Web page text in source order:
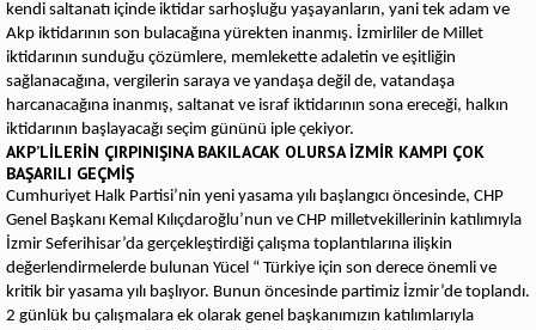
kendi saltanatı içinde iktidar sarhoşluğu yaşayanların, yani tek adam ve
Akp iktidarının son bulacağına yürekten inanmış. İzmirliler de Millet
iktidarının sunduğu çözümlere, memlekette adaletin ve eşitliğin
sağlanacağına, vergilerin saraya ve yandaşa değil de, vatandaşa
harcanacağına inanmış, saltanat ve israf iktidarının sona ereceği, halkın
iktidarının başlayacağı seçim gününü iple çekiyor.
AKP’LİLERİN ÇIRPINIŞINA BAKILACAK OLURSA İZMİR KAMPI ÇOK
BAŞARILI GEÇMİŞ
Cumhuriyet Halk Partisi’nin yeni yasama yılı başlangıcı öncesinde, CHP
Genel Başkanı Kemal Kılıçdaroğlu’nun ve CHP milletvekillerinin katılımıyla
İzmir Seferihisar’da gerçekleştirdiği çalışma toplantılarına ilişkin
değerlendirmelerde bulunan Yücel “ Türkiye için son derece önemli ve
kritik bir yasama yılı başlıyor. Bunun öncesinde partimiz İzmir’de toplandı.
2 günlük bu çalışmalara ek olarak genel başkanımızın katılımlarıyla